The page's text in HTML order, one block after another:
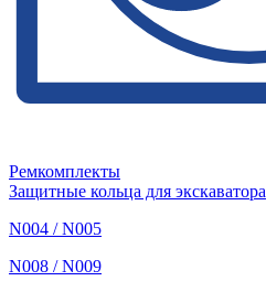
Ремкомплекты
Защитные кольца для экскаватора
N004 / N005
N008 / N009